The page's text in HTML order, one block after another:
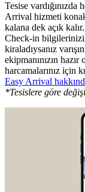
Tesise vardığınızda
Arrival hizmeti
kalana dek açık kalır.
Check-in bilgilerinizi,
kiraladıysanız
ekipmanınızın
harcamalarınız için
Easy Arrival
*Tesislere göre